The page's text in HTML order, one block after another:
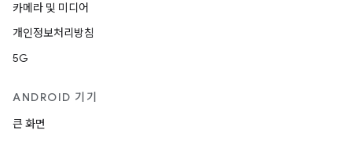
카메라 및 미디어
개인정보처리방침
5G
ANDROID 기기
큰 화면